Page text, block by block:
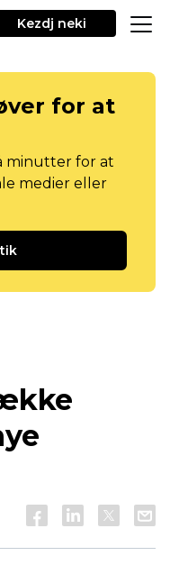
Kezdj neki
for at
minutter for at
medier eller